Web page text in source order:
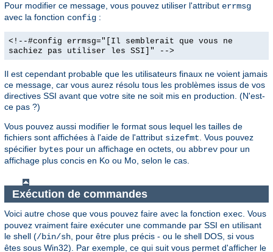
Pour modifier ce message, vous pouvez utiliser l'attribut errmsg
avec la fonction config :
<!--#config errmsg="[Il semblerait que vous ne
sachiez pas utiliser les SSI]" -->
Il est cependant probable que les utilisateurs finaux ne voient jamais
ce message, car vous aurez résolu tous les problèmes issus de vos
directives SSI avant que votre site ne soit mis en production. (N'est-
ce pas ?)
Vous pouvez aussi modifier le format sous lequel les tailles de
fichiers sont affichées à l'aide de l'attribut sizefmt. Vous pouvez
spécifier bytes pour un affichage en octets, ou abbrev pour un
affichage plus concis en Ko ou Mo, selon le cas.
Exécution de commandes
Voici autre chose que vous pouvez faire avec la fonction exec. Vous
pouvez vraiment faire exécuter une commande par SSI en utilisant
le shell (/bin/sh, pour être plus précis - ou le shell DOS, si vous
êtes sous Win32). Par exemple, ce qui suit vous permet d'afficher le